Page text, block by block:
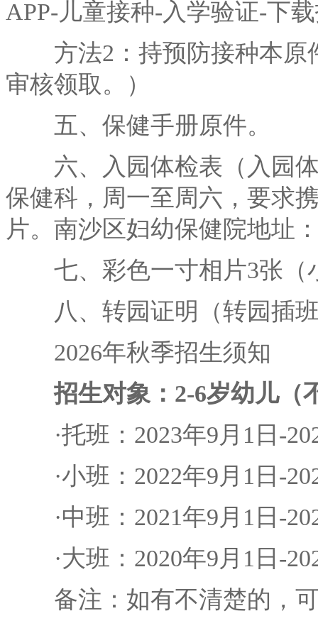
APP-儿童接种-入学验证-下
方法2：持预防接种本原
审核领取。）
五、保健手册原件。
六、入园体检表（入园体
保健科，周一至周六，要求
片。南沙区妇幼保健院地址
七、彩色一寸相片3张（
八、转园证明（转园插班
2026年秋季招生须知
招生对象：2-6岁幼儿（
·托班：2023年9月1日-
·小班：2022年9月1日-
·中班：2021年9月1日-
·大班：2020年9月1日-
备注：如有不清楚的，可